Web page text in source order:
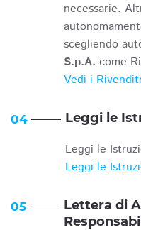
necessarie.
scegliendo
S.p.A. come
Vedi i
04 Leggi le
Leggi le
Leggi le
05
Lettera di